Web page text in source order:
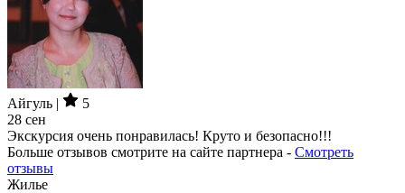
Айгуль |
5
28 сен
Экскурсия очень понравилась! Круто и безопасно!!!
Больше отзывов смотрите на сайте партнера - Смотреть
отзывы
Жилье